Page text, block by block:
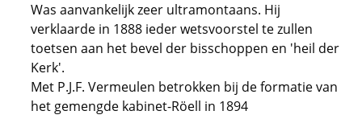
Was aanvankelijk zeer ultramontaans. Hij
verklaarde in 1888 ieder wetsvoorstel te zullen
toetsen aan het bevel der bisschoppen en 'heil der
Kerk'.
Met P.J.F. Vermeulen betrokken bij de formatie van
het gemengde kabinet-Röell in 1894